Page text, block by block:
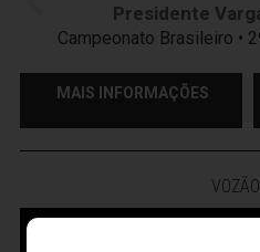
Presidente
Campeonato Brasileiro •
MAIS INFORMAÇÕES
VOZÃO